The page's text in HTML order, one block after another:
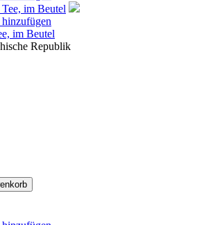
im Beutel
Republik